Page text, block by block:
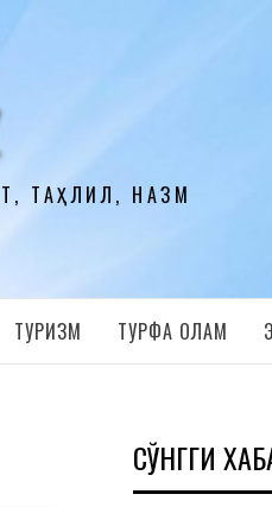
ТАҲЛИЛ, НАЗМ
ТУРИЗМ ТУРФА ОЛАМ
СЎНГГИ